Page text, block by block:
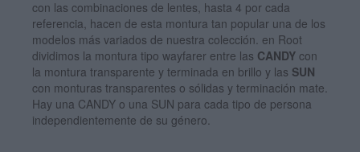
con las combinaciones de lentes, hasta 4 por cada
referencia, hacen de esta montura tan popular una de los
modelos más variados de nuestra colección. en Root
dividimos la montura tipo wayfarer entre las CANDY con
la montura transparente y terminada en brillo y las SUN
con monturas transparentes o sólidas y terminación mate.
Hay una CANDY o una SUN para cada tipo de persona
independientemente de su género.